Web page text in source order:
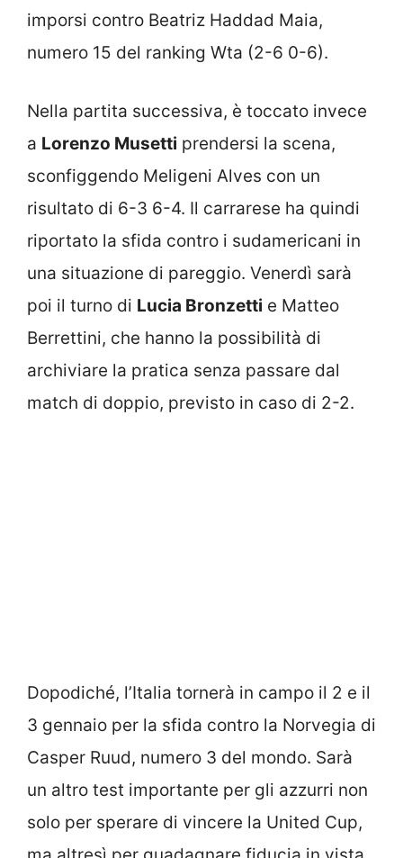
imporsi contro Beatriz Haddad Maia,
numero 15 del ranking Wta (2-6 0-6).
Nella partita successiva, è toccato invece
a Lorenzo Musetti prendersi la scena,
sconfiggendo Meligeni Alves con un
risultato di 6-3 6-4. Il carrarese ha quindi
riportato la sfida contro i sudamericani in
una situazione di pareggio. Venerdì sarà
poi il turno di Lucia Bronzetti e Matteo
Berrettini, che hanno la possibilità di
archiviare la pratica senza passare dal
match di doppio, previsto in caso di 2-2.
Dopodiché, l’Italia tornerà in campo il 2 e il
3 gennaio per la sfida contro la Norvegia di
Casper Ruud, numero 3 del mondo. Sarà
un altro test importante per gli azzurri non
solo per sperare di vincere la United Cup,